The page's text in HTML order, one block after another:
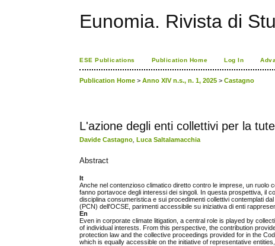
Eunomia. Rivista di
ESE Publications Publication Home Log In
Publication Home >Anno XIV n.s., n. 1, 2025 >Castagno
L'azione degli enti collettivi per la
Davide Castagno ,Luca Saltalamacchia
Abstract
It
Anche nel contenzioso climatico diretto contro le imprese, un ruolo
fanno portavoce degli interessi dei singoli. In questa prospettiva, il
disciplina consumeristica e sui procedimenti collettivi contemplati
(PCN) dell'OCSE, parimenti accessibile su iniziativa di enti
En
Even in corporate climate litigation, a central role is played by
of individual interests. From this perspective, the contribution
protection law and the collective proceedings provided for in the
which is equally accessible on the initiative of representative